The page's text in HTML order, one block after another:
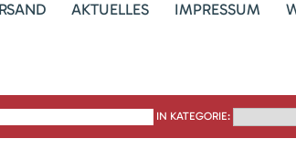
AKTUELLES IMPRESSUM
IN KATEGORIE: